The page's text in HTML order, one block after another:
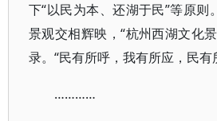
下“以民为本、还湖于民”等原则
景观交相辉映，“杭州西湖文化
录。“民有所呼，我有所应，民有
…………